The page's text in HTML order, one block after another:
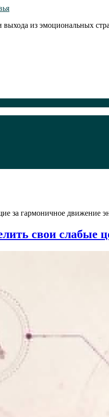
из эмоциональных
за гармоничное движение
свои слабые